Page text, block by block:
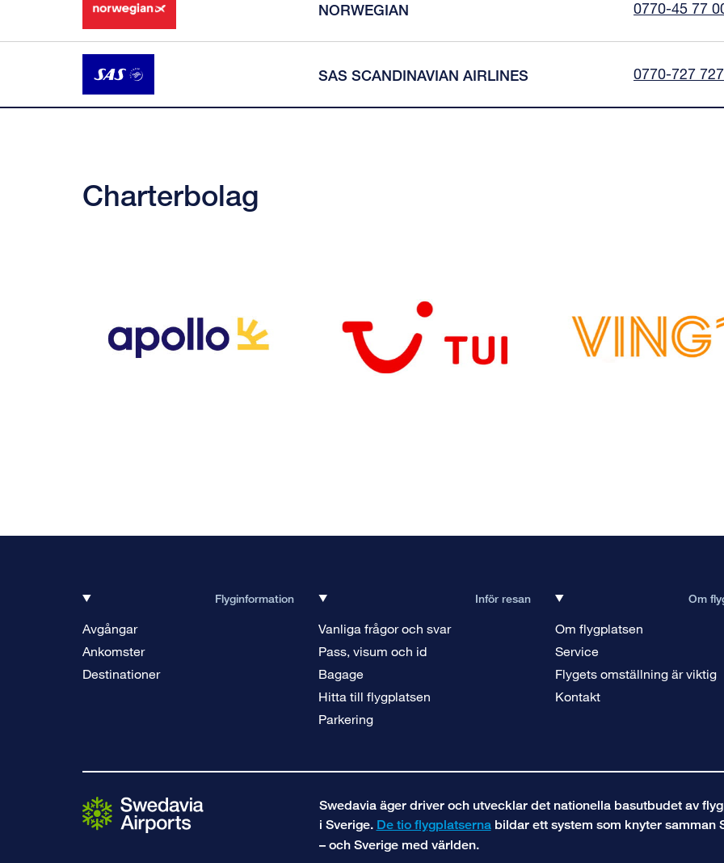
NORWEGIAN 0770-45 77
SAS SCANDINAVIAN AIRLINES 0770-727 727
Charterbolag
Flyginformation
Avgångar
Ankomster
Destinationer
Inför resan
Vanliga frågor och svar
Pass, visum och id
Bagage
Hitta till flygplatsen
Parkering
Om
Om flygplatsen
Service
Flygets omställning är viktig
Kontakt
Swedavia äger driver och utvecklar det nationella basutbudet av
i Sverige. De tio flygplatsernabildar ett system som knyter samman
– och Sverige med världen.